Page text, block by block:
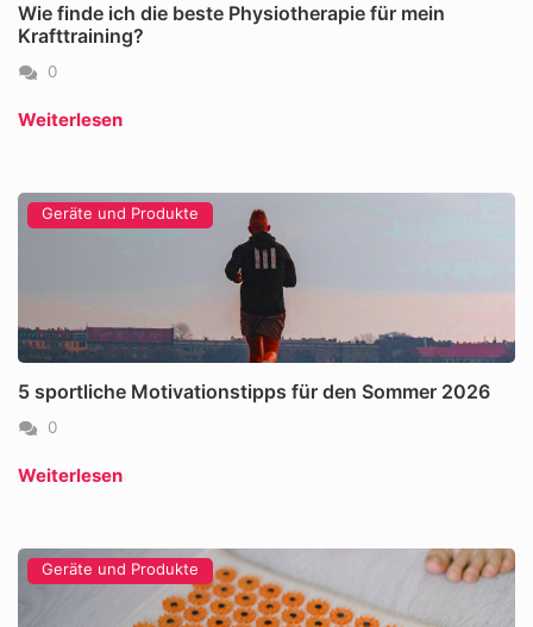
Wie finde ich die beste Physiotherapie für mein
Krafttraining?
0
Weiterlesen
Geräte und Produkte
5 sportliche Motivationstipps für den Sommer 2026
0
Weiterlesen
Geräte und Produkte